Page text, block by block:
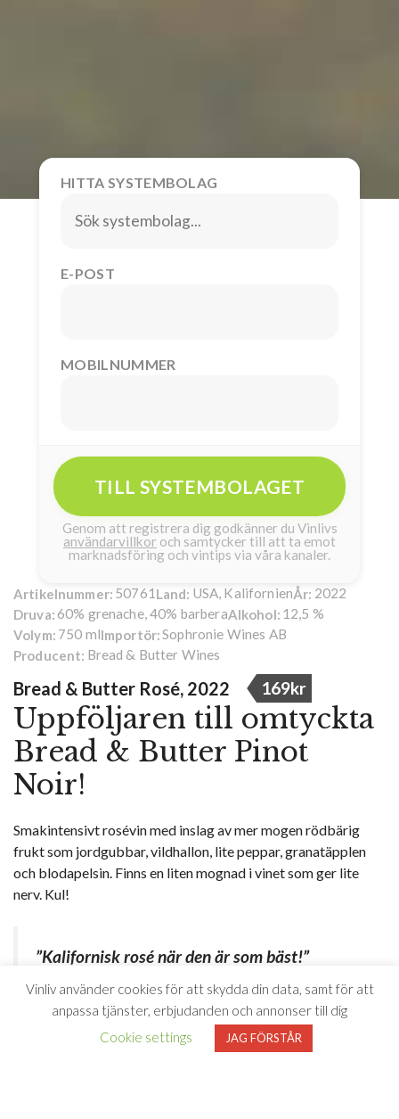
HITTA SYSTEMBOLAG
E-POST
MOBILNUMMER
TILL SYSTEMBOLAGET
Genom att registrera dig godkänner du Vinlivs
användarvillkor och samtycker till att ta emot
marknadsföring och vintips via våra kanaler.
Artikelnummer: 50761 Land: USA, KalifornienÅr: 2022
Druva:60% grenache, 40% barberaAlkohol: 12,5 %
Volym: 750 mlImportör:Sophronie Wines AB
Producent: Bread & Butter Wines
Bread & Butter Rosé, 2022 169kr
Uppföljaren till omtyckta
Bread & Butter Pinot
Noir!
Smakintensivt rosévin med inslag av mer mogen rödbärig
frukt som jordgubbar, vildhallon, lite peppar, granatäpplen
och blodapelsin. Finns en liten mognad i vinet som ger lite
nerv. Kul!
”Kalifornisk rosé när den är som bäst!”
– Vinliv, mars 2024
Vinliv använder cookies för att skydda din data, samt för att
anpassa tjänster, erbjudanden och annonser till dig
Cookie settings
JAG FÖRSTÅR